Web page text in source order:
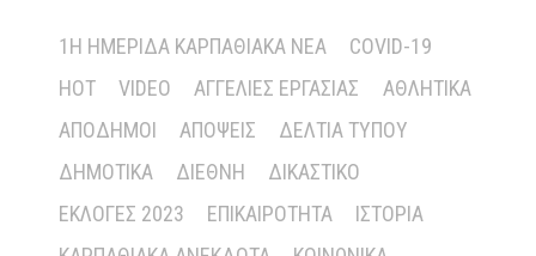
1Η ΗΜΕΡΊΔΑ ΚΑΡΠΑΘΙΑΚΆ ΝΈΑ
COVID-19
HOT
VIDEO ΑΓΓΕΛΊΕΣ ΕΡΓΑΣΊΑΣ
ΑΘΛΗΤΙΚΆ
ΑΠΌΔΗΜΟΙ
ΑΠΌΨΕΙΣ
ΔΕΛΤΊΑ ΤΎΠΟΥ
ΔΗΜΟΤΙΚΆ
ΔΙΕΘΝΉ
ΔΙΚΑΣΤΙΚΌ
ΕΚΛΟΓΈΣ 2023
ΕΠΙΚΑΙΡΌΤΗΤΑ
ΙΣΤΟΡΊΑ